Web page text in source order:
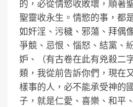
的，必從情慾收敗壞，順著
聖靈收永生。情慾的事，都
如奸淫、污穢、邪蕩、拜偶
爭競、忌恨、惱怒、結黨、
妒、（有古卷在此有兇殺二
類，我從前告訴你們，現在
樣事的人，必不能承受神的
子，就是仁愛、喜樂、和平